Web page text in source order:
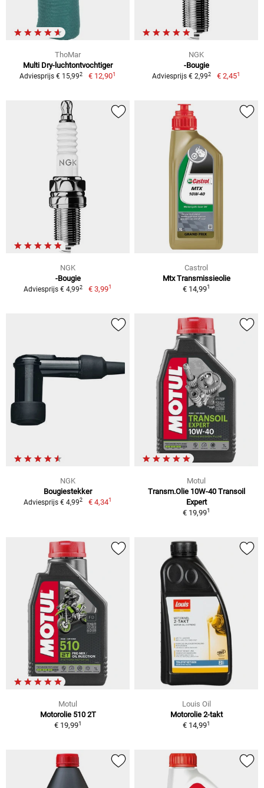
ThoMar
Multi Dry-luchtontvochtiger
Adviesprijs € 15,992 € 12,901
NGK
-Bougie
Adviesprijs € 2,992 € 2,451
NGK
-Bougie
Adviesprijs € 4,992 € 3,991
Castrol
Mtx Transmissieolie
€ 14,991
NGK
Bougiestekker
Adviesprijs € 4,992 € 4,341
Motul
Transm.Olie 10W-40 Transoil
Expert
€ 19,991
Motul
Motorolie 510 2T
€ 19,991
Louis Oil
Motorolie 2-takt
€ 14,991